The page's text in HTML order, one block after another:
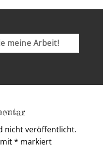
meine Arbeit!
nicht veröffentlicht.
* markiert